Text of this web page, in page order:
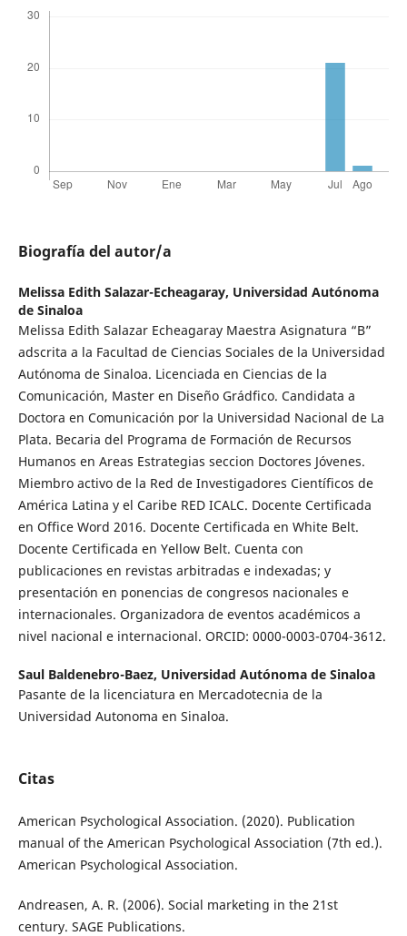
Biografía del autor/a
Melissa Edith Salazar-Echeagaray, Universidad Autónoma
de Sinaloa
Melissa Edith Salazar Echeagaray Maestra Asignatura “B”
adscrita a la Facultad de Ciencias Sociales de la Universidad
Autónoma de Sinaloa. Licenciada en Ciencias de la
Comunicación, Master en Diseño Grádfico. Candidata a
Doctora en Comunicación por la Universidad Nacional de La
Plata. Becaria del Programa de Formación de Recursos
Humanos en Areas Estrategias seccion Doctores Jóvenes.
Miembro activo de la Red de Investigadores Científicos de
América Latina y el Caribe RED ICALC. Docente Certificada
en Office Word 2016. Docente Certificada en White Belt.
Docente Certificada en Yellow Belt. Cuenta con
publicaciones en revistas arbitradas e indexadas; y
presentación en ponencias de congresos nacionales e
internacionales. Organizadora de eventos académicos a
nivel nacional e internacional. ORCID: 0000-0003-0704-3612.
Saul Baldenebro-Baez, Universidad Autónoma de Sinaloa
Pasante de la licenciatura en Mercadotecnia de la
Universidad Autonoma en Sinaloa.
Citas
American Psychological Association. (2020). Publication
manual of the American Psychological Association (7th ed.).
American Psychological Association.
Andreasen, A. R. (2006). Social marketing in the 21st
century. SAGE Publications.